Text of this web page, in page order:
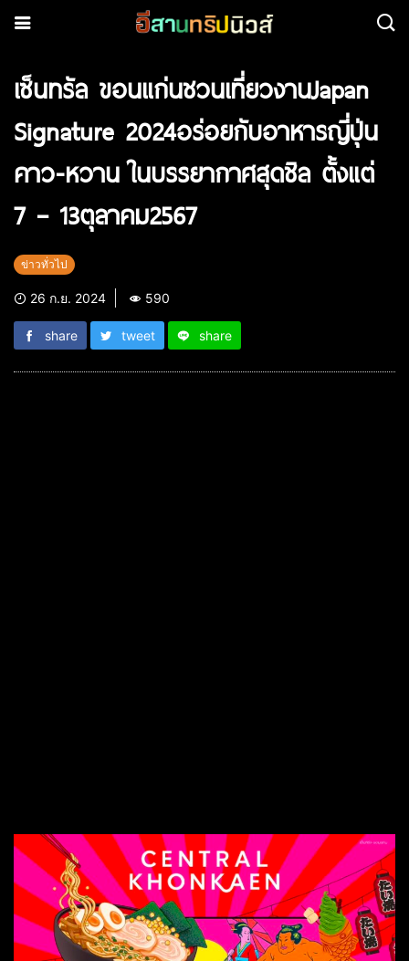
เซ็นทรัล ขอนแก่นชวนเที่ยวงานJapan
Signature 2024อร่อยกับอาหารญี่ปุ่น
คาว-หวาน ในบรรยากาศสุดชิล ตั้งแต่
7 – 13ตุลาคม2567
ข่าวทั่วไป
26 ก.ย. 2024 590
share tweet share